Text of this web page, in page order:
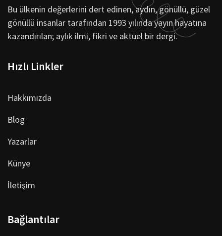
Bu ülkenin değerlerini dert edinen, aydın, gönüllü, güzel
gönüllü insanlar tarafından 1993 yılında yayın hayatına
kazandırılan; aylık ilmi, fikri ve aktüel bir dergi.
Hızlı Linkler
Hakkımızda
Blog
Yazarlar
Künye
İletişim
Bağlantılar